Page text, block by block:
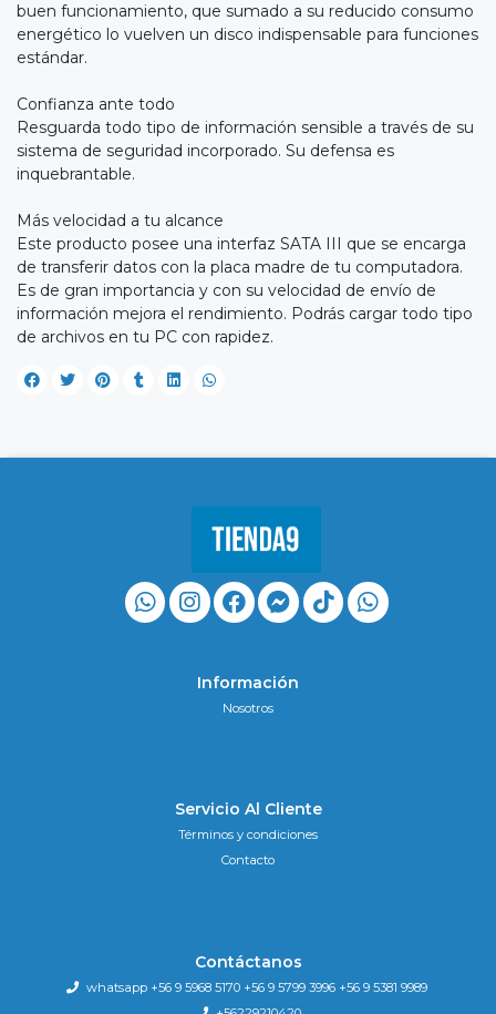
buen funcionamiento, que sumado a su reducido consumo
energético lo vuelven un disco indispensable para funciones
estándar.
Confianza ante todo
Resguarda todo tipo de información sensible a través de su
sistema de seguridad incorporado. Su defensa es
inquebrantable.
Más velocidad a tu alcance
Este producto posee una interfaz SATA III que se encarga
de transferir datos con la placa madre de tu computadora.
Es de gran importancia y con su velocidad de envío de
información mejora el rendimiento. Podrás cargar todo tipo
de archivos en tu PC con rapidez.
Información
Nosotros
Servicio Al Cliente
Términos y condiciones
Contacto
Contáctanos
whatsapp +56 9 5968 5170 +56 9 5799 3996 +56 9 5381 9989